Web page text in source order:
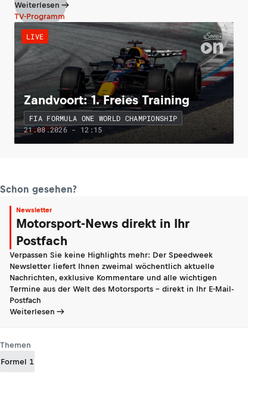
Weiterlesen
TV-Programm
LIVE
Zandvoort: 1. Freies Training
FIA FORMULA ONE WORLD CHAMPIONSHIP
21.08.2026 - 12:15
Schon gesehen?
Newsletter
Motorsport-News direkt in Ihr
Postfach
Verpassen Sie keine Highlights mehr: Der Speedweek
Newsletter liefert Ihnen zweimal wöchentlich aktuelle
Nachrichten, exklusive Kommentare und alle wichtigen
Termine aus der Welt des Motorsports - direkt in Ihr E-Mail-
Postfach
Weiterlesen
Themen
Formel 1